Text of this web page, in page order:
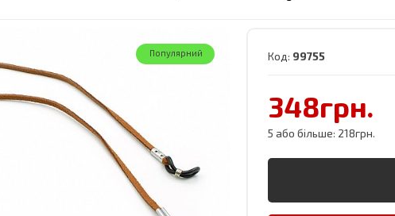
Популярний Код: 99755
348грн.
5 або більше: 218грн.